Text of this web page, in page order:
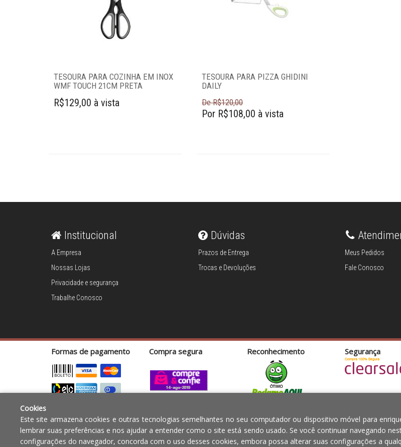
Batedores de
Boleadores
Cozi-vapore
Escorredores
Espátulas e
utensílios
Espremedores de
Facas
Fatiadores
manuais
Formas para
hamburguers
Jarras medidoras
Jogo trinchante
Luvas
TESOURA PARA COZINHA EM INOX
WMF TOUCH 21CM PRETA
R$129,00 à vista
TESOURA PARA PIZZA GHIDINI
DAILY
De R$120,00
Por R$108,00 à vista
Institucional
A Empresa
Nossas Lojas
Privacidade e segurança
Trabalhe Conosco
Dúvidas
Prazos de Entrega
Trocas e Devoluções
Meus Pedidos
Fale Conosco
Formas de pagamento Compra segura Reconhecimento Segurança
12.772.829/0001-91 | CLS 302 bloco E loja 33 Asa Sul - Brasília-DF - CEP: 70.338-555
Cookies
Este site armazena cookies e outras tecnologias semelhantes no seu computador ou dispositivo móvel para
lembrar suas preferências e nos ajudar a entender como o site está sendo usado. Se você continuar navegando
configurações do navegador, concorda com o uso desses cookies, embora possa alterar suas configurações a